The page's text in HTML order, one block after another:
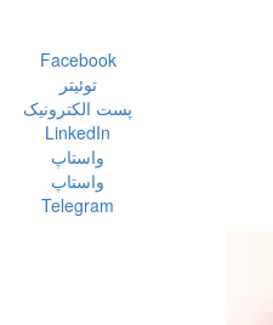
Facebook
توئیتر
پست الکترونیک
LinkedIn
واستاپ
واستاپ
Telegram